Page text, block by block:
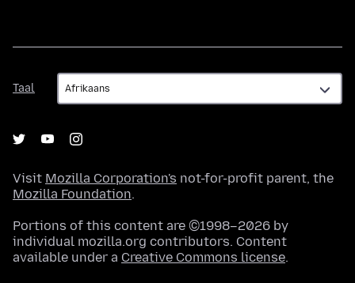
Taal
Taal
Visit Mozilla Corporation's not-for-profit parent, the
Mozilla Foundation.
Portions of this content are ©1998–2026 by
individual mozilla.org contributors. Content
available under a Creative Commons license.